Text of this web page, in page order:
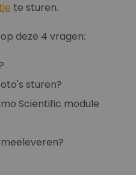
te sturen.
deze 4 vragen:
sturen?
Scientific module